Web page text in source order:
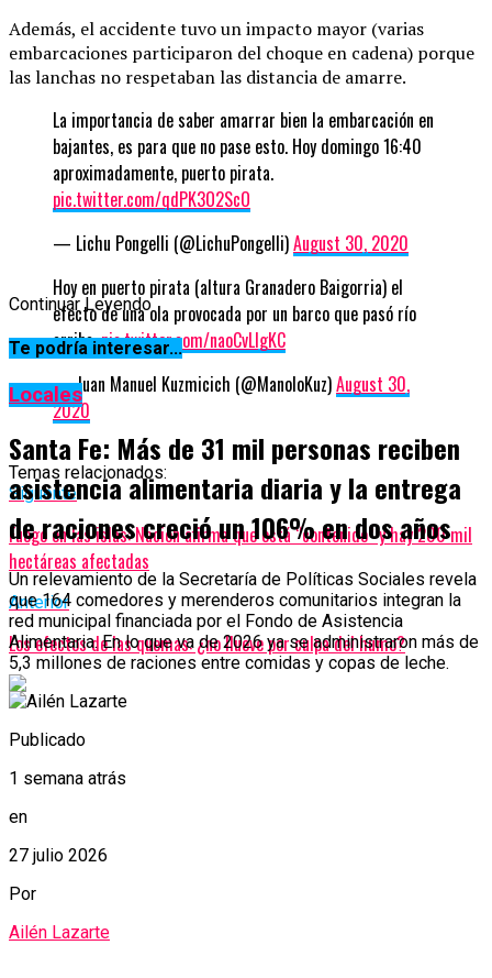
Además, el accidente tuvo un impacto mayor (varias
embarcaciones participaron del choque en cadena) porque
las lanchas no respetaban las distancia de amarre.
La importancia de saber amarrar bien la embarcación en
bajantes, es para que no pase esto. Hoy domingo 16:40
aproximadamente, puerto pirata.
pic.twitter.com/qdPK3O2ScO
— Lichu Pongelli (@LichuPongelli)August 30, 2020
Hoy en puerto pirata (altura Granadero Baigorria) el
efecto de una ola provocada por un barco que pasó río
arriba.pic.twitter.com/naoCvLlgKC
— Juan Manuel Kuzmicich (@ManoloKuz)August 30,
2020
Temas relacionados:
Siguente
Fuego en las islas: Nación afirma que está “contenido” y hay 200 mil
hectáreas afectadas
Anterior
Los efectos de las quemas: ¿no llueve por culpa del humo?
Continuar Leyendo
Te podría interesar...
Locales
Santa Fe: Más de 31 mil personas reciben
asistencia alimentaria diaria y la entrega
de raciones creció un 106% en dos años
Un relevamiento de la Secretaría de Políticas Sociales revela
que 164 comedores y merenderos comunitarios integran la
red municipal financiada por el Fondo de Asistencia
Alimentaria. En lo que va de 2026 ya se administraron más de
5,3 millones de raciones entre comidas y copas de leche.
Publicado
1 semana atrás
en
27 julio 2026
Por
Ailén Lazarte